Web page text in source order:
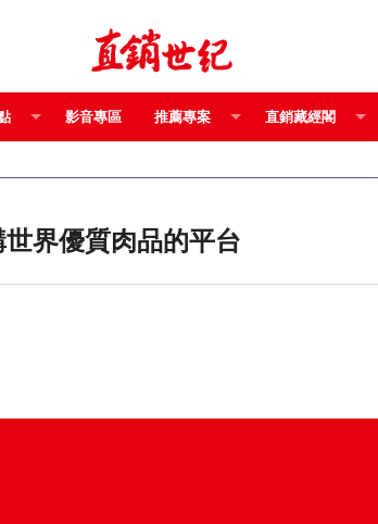
影音專區 推薦專案 直銷藏經閣
界優質肉品的平台